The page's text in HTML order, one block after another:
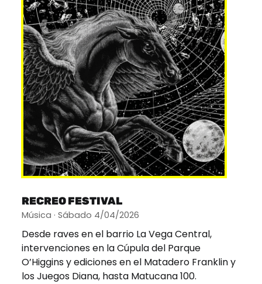
RECREO FESTIVAL
Música · Sábado 4/04/2026
Desde raves en el barrio La Vega Central,
intervenciones en la Cúpula del Parque
O’Higgins y ediciones en el Matadero Franklin y
los Juegos Diana, hasta Matucana 100.